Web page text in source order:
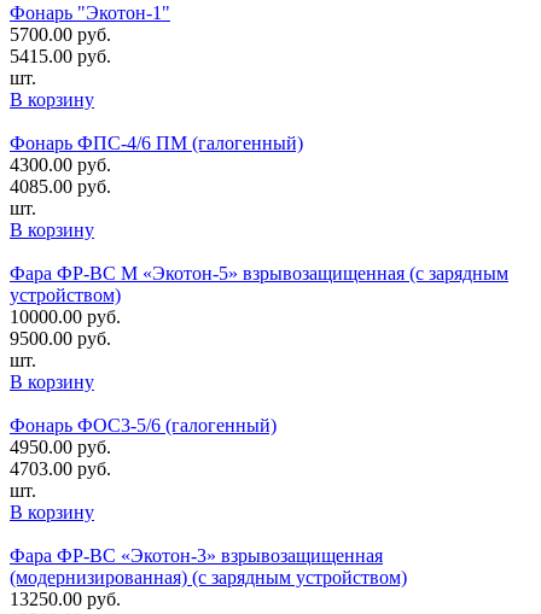
Фонарь "Экотон-1"
5700.00 руб.
5415.00 руб.
шт.
В корзину
Фонарь ФПС-4/6 ПМ (галогенный)
4300.00 руб.
4085.00 руб.
шт.
В корзину
Фара ФР-ВС М «Экотон-5» взрывозащищенная (с зарядным
устройством)
10000.00 руб.
9500.00 руб.
шт.
В корзину
Фонарь ФОС3-5/6 (галогенный)
4950.00 руб.
4703.00 руб.
шт.
В корзину
Фара ФР-ВС «Экотон-3» взрывозащищенная
(модернизированная) (с зарядным устройством)
13250.00 руб.